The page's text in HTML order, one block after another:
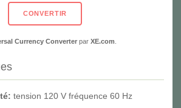
Currency Converterpar XE.com
tension 120 V fréquence 60 Hz